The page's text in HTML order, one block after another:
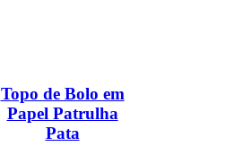
Topo de Bolo em
Papel Patrulha
Pata